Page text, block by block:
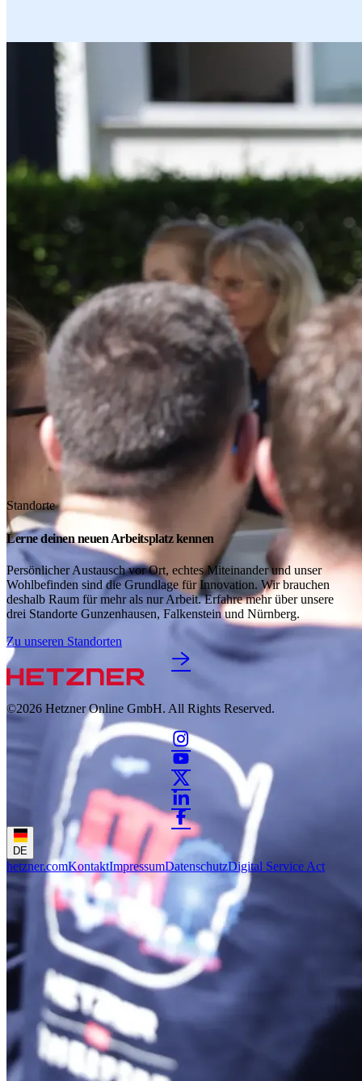
Standorte
Lerne deinen neuen Arbeitsplatz kennen
Persönlicher Austausch vor Ort, echtes Miteinander und unser
Wohlbefinden sind die Grundlage für Innovation. Wir brauchen
deshalb Raum für mehr als nur Arbeit. Erfahre mehr über unsere
drei Standorte Gunzenhausen, Falkenstein und Nürnberg.
Zu unseren Standorten
©2026 Hetzner Online GmbH. All Rights Reserved.
DE
hetzner.comKontaktImpressumDatenschutzDigital Service Act